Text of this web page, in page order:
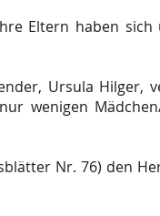
Eltern haben sich
Ursula Hilger,
wenigen
Nr. 76) den